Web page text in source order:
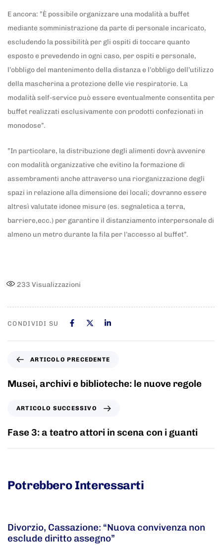
E ancora: ”È possibile organizzare una modalità a buffet
mediante somministrazione da parte di personale incaricato,
escludendo la possibilità per gli ospiti di toccare quanto
esposto e prevedendo in ogni caso, per ospiti e personale,
l’obbligo del mantenimento della distanza e l’obbligo dell’utilizzo
della mascherina a protezione delle vie respiratorie. La
modalità self-service può essere eventualmente consentita per
buffet realizzati esclusivamente con prodotti confezionati in
monodose”.
”In particolare, la distribuzione degli alimenti dovrà avvenire
con modalità organizzative che evitino la formazione di
assembramenti anche attraverso una riorganizzazione degli
spazi in relazione alla dimensione dei locali; dovranno essere
altresì valutate idonee misure (es. segnaletica a terra,
barriere,ecc.) per garantire il distanziamento interpersonale di
almeno un metro durante la fila per l’accesso al buffet”.
233 Visualizzazioni
CONDIVIDI SU
ARTICOLO PRECEDENTE
Musei, archivi e biblioteche: le nuove regole
ARTICOLO SUCCESSIVO
Fase 3: a teatro attori in scena con i guanti
Potrebbero Interessarti
Divorzio, Cassazione: “Nuova convivenza non
esclude diritto assegno”